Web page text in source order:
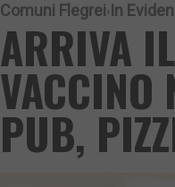
Comuni Flegrei In
ARRIVA
VACCINO
PUB,